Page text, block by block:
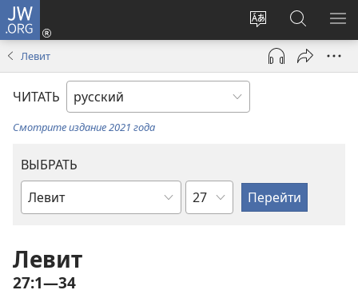
JW.ORG
Изменить
язык
сайта
Войти
(открывается
новом
окне)
Поиск
по
jw.org
Левит
ЧИТАТЬ
Смотрите издание 2021 года
ВЫБРАТЬ
по
Библии
по
главам
Левит
27:1—34